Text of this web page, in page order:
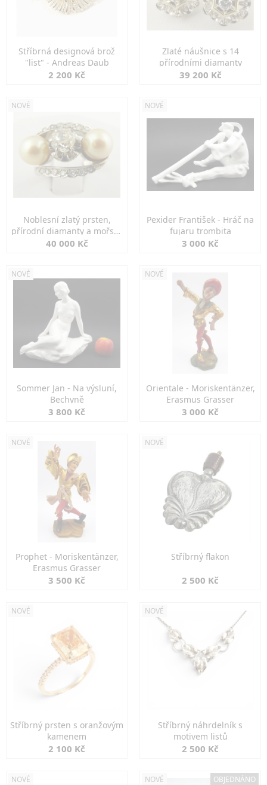
Stříbrná designová brož
"list" - Andreas Daub
2 200 Kč
Zlaté náušnice s 14
přírodními diamanty
39 200 Kč
NOVÉ
Noblesní zlatý prsten,
přírodní diamanty a mořské
perly
40 000 Kč
NOVÉ
Pexider František - Hráč na
fujaru trombita
3 000 Kč
NOVÉ
Sommer Jan - Na výsluní,
Bechyně
3 800 Kč
NOVÉ
Orientale - Moriskentänzer,
Erasmus Grasser
3 000 Kč
NOVÉ
Prophet - Moriskentänzer,
Erasmus Grasser
3 500 Kč
NOVÉ
Stříbrný flakon
2 500 Kč
NOVÉ
Stříbrný prsten s oranžovým
kamenem
2 100 Kč
NOVÉ
Stříbrný náhrdelník s
motivem listů
2 500 Kč
NOVÉ NOVÉ OBJEDNÁNO